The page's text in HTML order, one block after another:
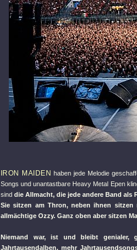
IRON MAIDEN haben jede Melodie
Songs und unantastbare Heavy Metal Epen
sind die Allmacht, die jede andere Band als
Sie sitzen am Thron, neben ihnen
allmächtige Ozzy. Ganz oben aber sitzen
Niemand war, ist und bleibt genialer,
Jahrtausendalben, mehr